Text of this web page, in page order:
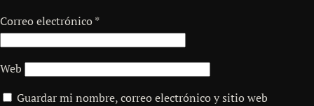
Correo electrónico*
Web
Guardar mi nombre, correo electrónico y sitio web